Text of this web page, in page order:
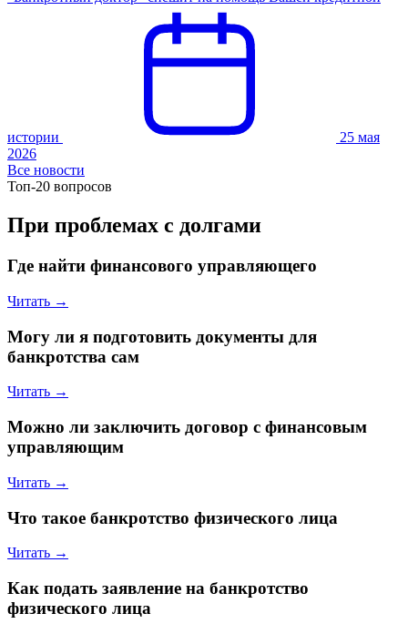
истории
25 мая
2026
Все новости
Топ-20 вопросов
При проблемах с долгами
Где найти финансового управляющего
Читать →
Могу ли я подготовить документы для
банкротства сам
Читать →
Можно ли заключить договор с финансовым
управляющим
Читать →
Что такое банкротство физического лица
Читать →
Как подать заявление на банкротство
физического лица